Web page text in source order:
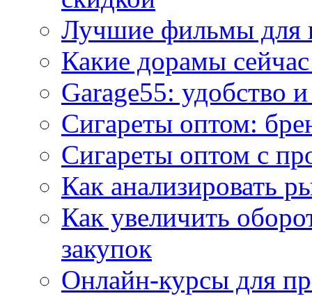
Лучшие фильмы для
Какие дорамы
Garage55: удобство
Сигареты оптом:
Сигареты оптом с
Как анализировать
Как увеличить
закупок
Онлайн-курсы для